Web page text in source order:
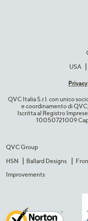
USA
Privacy
QVC Italia S.r.l. con unico
e coordinamento di
Iscritta al Registro
10050721009
QVC Group
HSN
Ballard Designs
Improvements